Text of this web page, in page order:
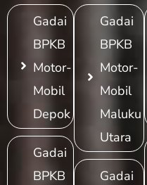
Gadai
BPKB
Motor-
Mobil
Depok
Gadai
BPKB
Gadai
BPKB
Motor-
Mobil
Maluku
Utara
Gadai